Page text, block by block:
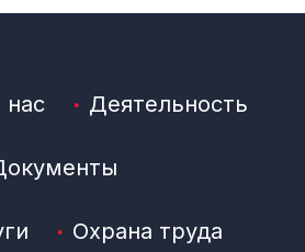
нас Деятельность
Охрана труда